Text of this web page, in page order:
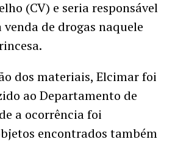
(CV) e seria responsável
de drogas naquele
dos materiais, Elcimar foi
ao Departamento de
a ocorrência foi
encontrados também